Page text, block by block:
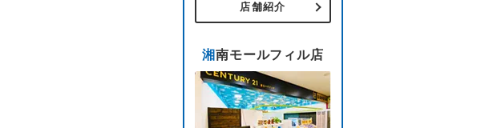
店舗紹介
湘南モールフィル店